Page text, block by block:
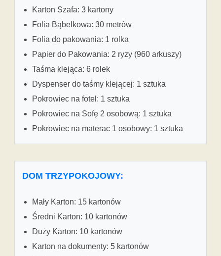
Karton Szafa: 3 kartony
Folia Bąbelkowa: 30 metrów
Folia do pakowania: 1 rolka
Papier do Pakowania: 2 ryzy (960 arkuszy)
Taśma klejąca: 6 rolek
Dyspenser do taśmy klejącej: 1 sztuka
Pokrowiec na fotel: 1 sztuka
Pokrowiec na Sofę 2 osobową: 1 sztuka
Pokrowiec na materac 1 osobowy: 1 sztuka
DOM TRZYPOKOJOWY:
Mały Karton: 15 kartonów
Średni Karton: 10 kartonów
Duży Karton: 10 kartonów
Karton na dokumenty: 5 kartonów